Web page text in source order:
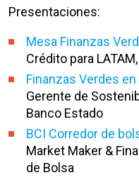
Presentaciones:
Mesa Finanzas
Crédito para
Finanzas Verdes
Gerente de
Banco Estado
BCI Corredor de
Market Maker &
de Bolsa